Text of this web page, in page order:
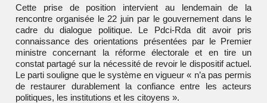
Cette prise de position intervient au lendemain de la
rencontre organisée le 22 juin par le gouvernement dans le
cadre du dialogue politique. Le Pdci-Rda dit avoir pris
connaissance des orientations présentées par le Premier
ministre concernant la réforme électorale et en tire un
constat partagé sur la nécessité de revoir le dispositif actuel.
Le parti souligne que le système en vigueur « n’a pas permis
de restaurer durablement la confiance entre les acteurs
politiques, les institutions et les citoyens ».